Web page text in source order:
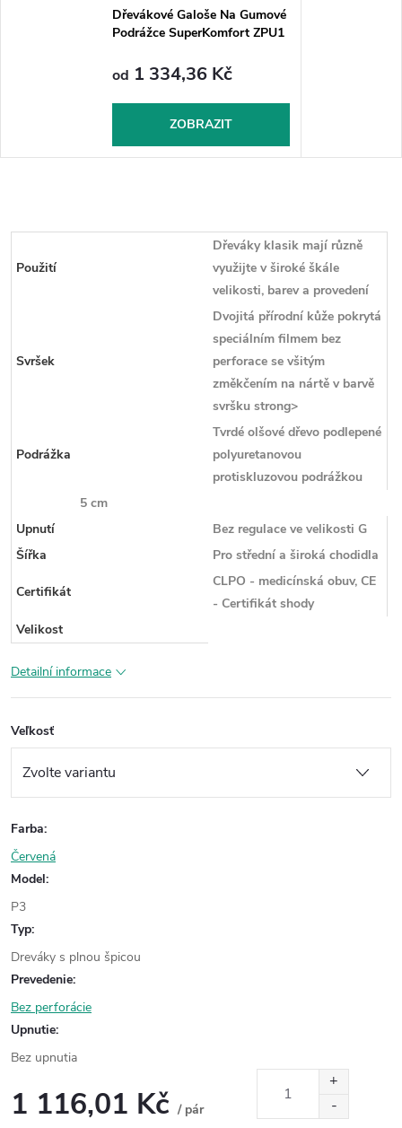
Dřevákové Galoše Na Gumové
Podrážce SuperKomfort ZPU1
od 1 334,36 Kč
ZOBRAZIT
Použití
Dřeváky klasik mají různě
využijte v široké škále
velikosti, barev a provedení
Svršek
Dvojitá přírodní kůže pokrytá
speciálním filmem bez
perforace se všitým
změkčením na nártě v barvě
svršku strong>
Podrážka
Tvrdé olšové dřevo podlepené
polyuretanovou
protiskluzovou podrážkou
5 cm
Upnutí
Bez regulace ve velikosti G
Šířka
Pro střední a široká chodidla
Certifikát
CLPO - medicínská obuv, CE
- Certifikát shody
Velikost
Detailní informace
Veľkosť
Farba:
Červená
Model:
P3
Typ:
Dreváky s plnou špicou
Prevedenie:
Bez perforácie
Upnutie:
Bez upnutia
1 116,01 Kč / pár